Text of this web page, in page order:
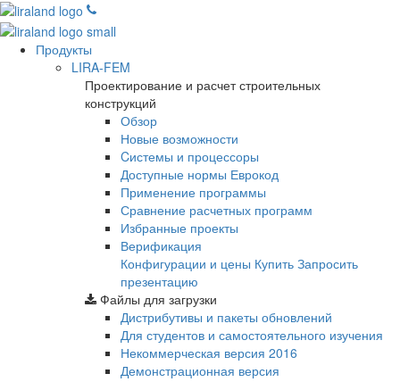
Продукты
LIRA-FEM
Проектирование и расчет строительных
конструкций
Обзор
Новые возможности
Cистемы и процессоры
Доступные нормы Еврокод
Применение программы
Сравнение расчетных программ
Избранные проекты
Верификация
Конфигурации и цены Купить Запросить
презентацию
Файлы для загрузки
Дистрибутивы и пакеты обновлений
Для студентов и самостоятельного изучения
Некоммерческая версия 2016
Демонстрационная версия